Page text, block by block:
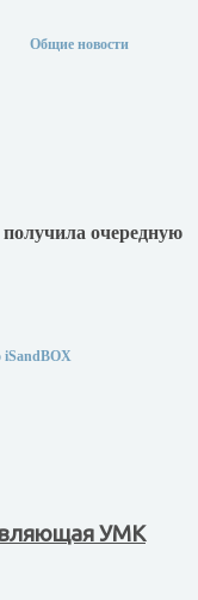
Общие новости
очередную
iSandBOX
УМК